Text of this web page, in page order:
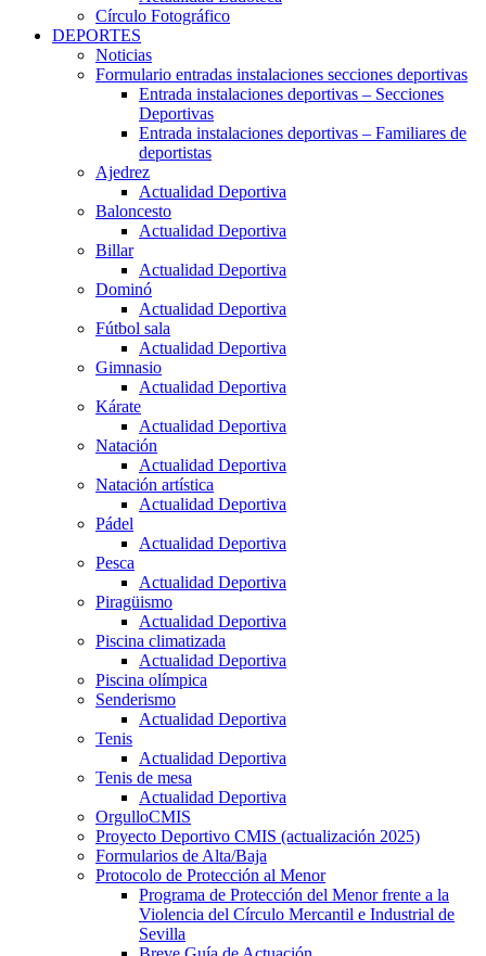
Círculo Fotográfico
DEPORTES
Noticias
Formulario entradas instalaciones secciones deportivas
Entrada instalaciones deportivas – Secciones
Deportivas
Entrada instalaciones deportivas – Familiares de
deportistas
Ajedrez
Actualidad Deportiva
Baloncesto
Actualidad Deportiva
Billar
Actualidad Deportiva
Dominó
Actualidad Deportiva
Fútbol sala
Actualidad Deportiva
Gimnasio
Actualidad Deportiva
Kárate
Actualidad Deportiva
Natación
Actualidad Deportiva
Natación artística
Actualidad Deportiva
Pádel
Actualidad Deportiva
Pesca
Actualidad Deportiva
Piragüismo
Actualidad Deportiva
Piscina climatizada
Actualidad Deportiva
Piscina olímpica
Senderismo
Actualidad Deportiva
Tenis
Actualidad Deportiva
Tenis de mesa
Actualidad Deportiva
OrgulloCMIS
Proyecto Deportivo CMIS (actualización 2025)
Formularios de Alta/Baja
Protocolo de Protección al Menor
Programa de Protección del Menor frente a la
Violencia del Círculo Mercantil e Industrial de
Sevilla